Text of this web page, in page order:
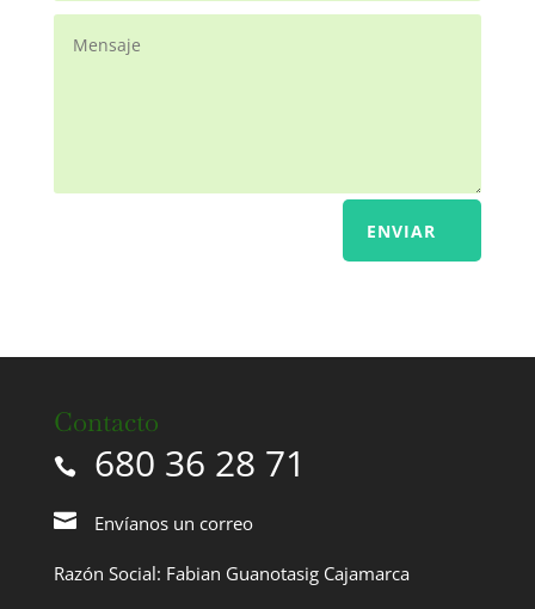
ENVIAR
Contacto
680 36 28 71
Envíanos un correo
Razón Social: Fabian Guanotasig Cajamarca